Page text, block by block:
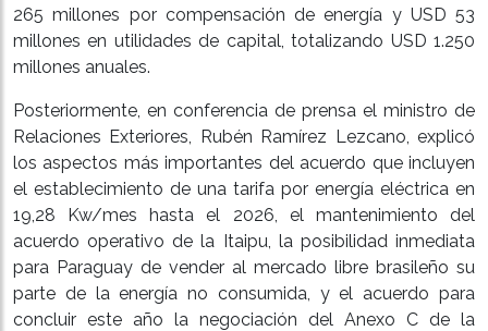
265 millones por compensación de energía y USD 53
millones en utilidades de capital, totalizando USD 1.250
millones anuales.
Posteriormente, en conferencia de prensa el ministro de
Relaciones Exteriores, Rubén Ramírez Lezcano, explicó
los aspectos más importantes del acuerdo que incluyen
el establecimiento de una tarifa por energía eléctrica en
19,28 Kw/mes hasta el 2026, el mantenimiento del
acuerdo operativo de la Itaipu, la posibilidad inmediata
para Paraguay de vender al mercado libre brasileño su
parte de la energía no consumida, y el acuerdo para
concluir este año la negociación del Anexo C de la